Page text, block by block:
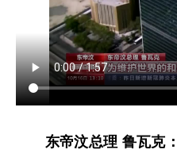
东帝汶总理 鲁瓦克：